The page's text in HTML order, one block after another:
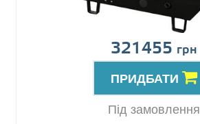
321455 грн
ПРИДБАТИ
Під замовлення